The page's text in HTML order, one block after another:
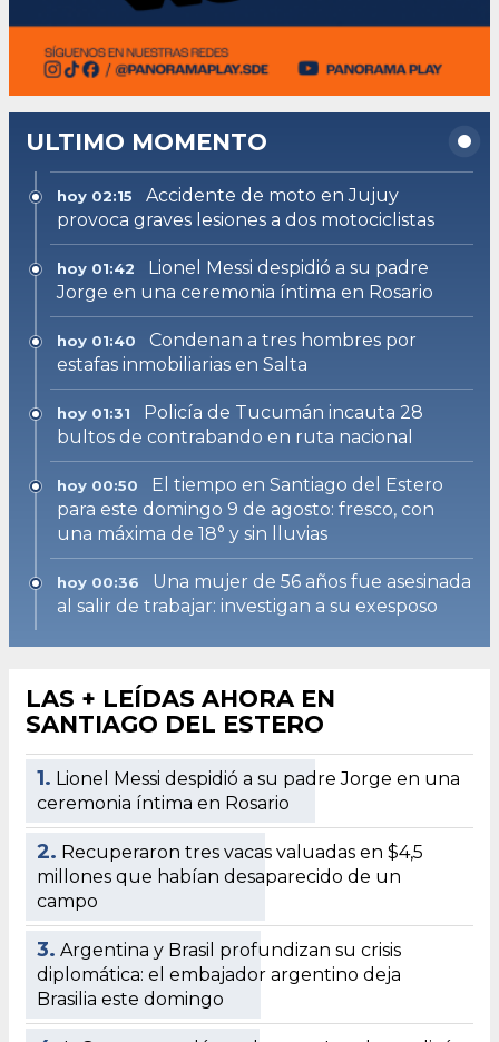
ULTIMO MOMENTO
hoy 02:15
Accidente de moto en Jujuy
provoca graves lesiones a dos motociclistas
hoy 01:42
Lionel Messi despidió a su padre
Jorge en una ceremonia íntima en Rosario
hoy 01:40
Condenan a tres hombres por
estafas inmobiliarias en Salta
hoy 01:31
Policía de Tucumán incauta 28
bultos de contrabando en ruta nacional
hoy 00:50
El tiempo en Santiago del Estero
para este domingo 9 de agosto: fresco, con
una máxima de 18° y sin lluvias
hoy 00:36
Una mujer de 56 años fue asesinada
al salir de trabajar: investigan a su exesposo
LAS + LEÍDAS AHORA EN
SANTIAGO DEL ESTERO
1. Lionel Messi despidió a su padre Jorge en una
ceremonia íntima en Rosario
2. Recuperaron tres vacas valuadas en $4,5
millones que habían desaparecido de un
campo
3. Argentina y Brasil profundizan su crisis
diplomática: el embajador argentino deja
Brasilia este domingo